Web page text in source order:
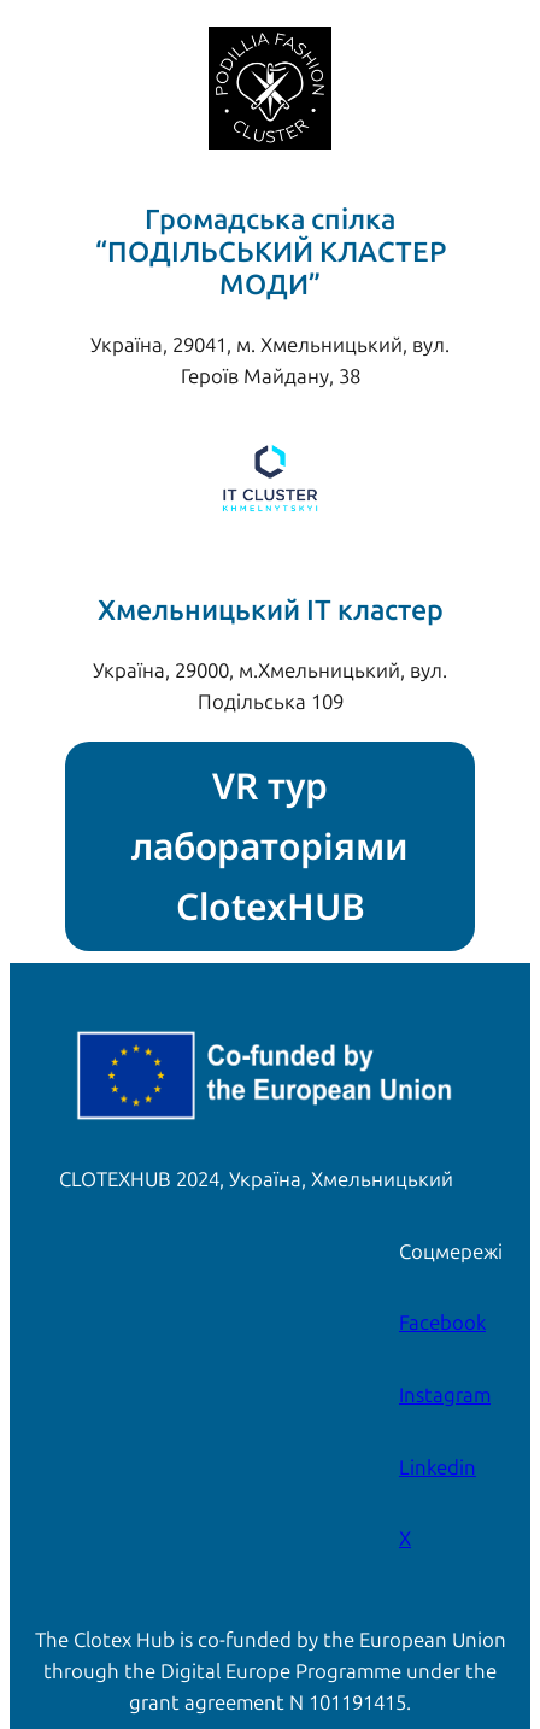
Громадська спілка
“ПОДІЛЬСЬКИЙ КЛАСТЕР
МОДИ”
Україна, 29041, м. Хмельницький, вул.
Героїв Майдану, 38
Хмельницький ІТ кластер
Україна, 29000, м.Хмельницький, вул.
Подільська 109
VR тур
лабораторіями
ClotexHUB
CLOTEXHUB 2024, Україна, Хмельницький
Соцмережі
Facebook
Instagram
Linkedin
X
The Clotex Hub is co-funded by the European Union
through the Digital Europe Programme under the
grant agreement N 101191415.